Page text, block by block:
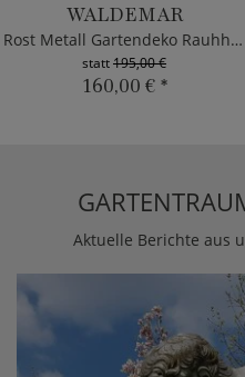
WALDEMAR
Rost Metall Gartendeko Rauhhaardackel
statt195,00 €
160,00 € *
Aktuelle Berichte aus